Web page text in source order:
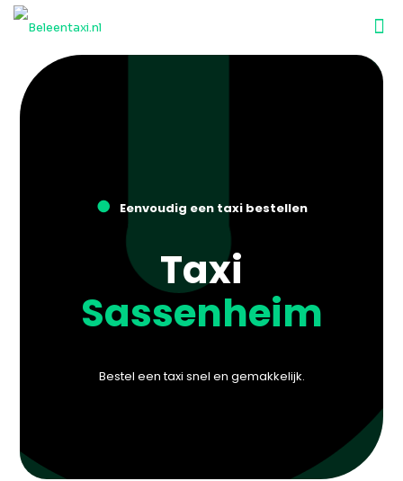
● Eenvoudig een taxi bestellen
Taxi
Sassenheim
Bestel een taxi snel en gemakkelijk.